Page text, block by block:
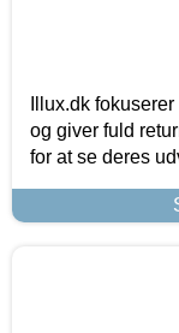
Illux.dk
og giver fuld
for at se deres